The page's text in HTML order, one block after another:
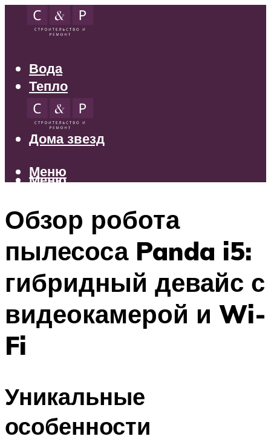
Вода
Тепло
Электрика
Свет
Дома звезд
Меню
Меню
Обзор робота
пылесоса Panda i5:
гибридный девайс с
видеокамерой и Wi-
Fi
Уникальные
особенности